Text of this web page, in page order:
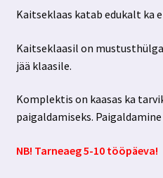
Kaitseklaas katab edukalt ka
Kaitseklaasil on
jää klaasile.
Komplektis on kaasas ka
paigaldamiseks.
NB! Tarneaeg 5-10 tööpäeva!